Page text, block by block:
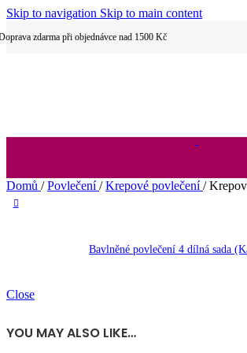
Skip to navigation Skip to main content
zdarma při objednávce nad 1500 Kč
Dětské povlečení
Domů / Povlečení/ Krepové povlečení/
Bavlněné povlečení 4 dílná sada
Close
YOU MAY ALSO LIKE…